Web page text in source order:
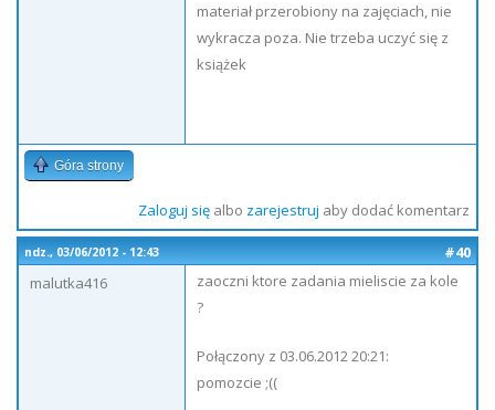
materiał przerobiony na zajęciach, nie
wykracza poza. Nie trzeba uczyć się z
książek
Góra strony
Zaloguj sięalbo zarejestruj aby dodać komentarz
ndz., 03/06/2012 - 12:43
#40
malutka416
zaoczni ktore zadania mieliscie za kole
?
Połączony z 03.06.2012 20:21:
pomozcie ;((